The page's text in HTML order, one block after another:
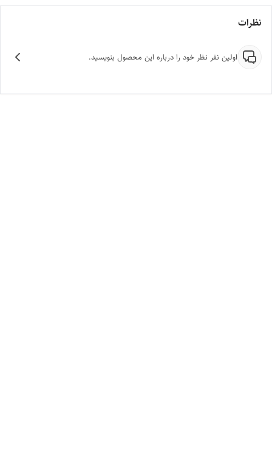
نظرات
اولین نفر نظر خود را درباره این محصول بنویسید.